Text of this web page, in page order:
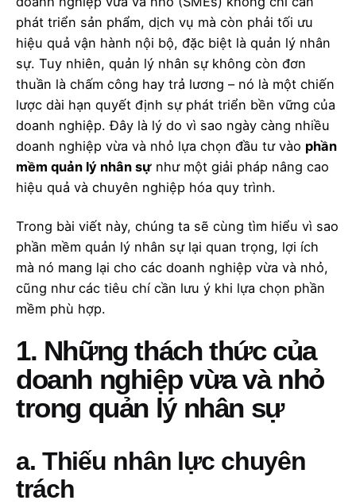
phát triển sản phẩm, dịch vụ mà còn phải tối ưu
hiệu quả vận hành nội bộ, đặc biệt là quản lý nhân
sự. Tuy nhiên, quản lý nhân sự không còn đơn
thuần là chấm công hay trả lương – nó là một chiến
lược dài hạn quyết định sự phát triển bền vững của
doanh nghiệp. Đây là lý do vì sao ngày càng nhiều
doanh nghiệp vừa và nhỏ lựa chọn đầu tư vào phần
mềm quản lý nhân sự như một giải pháp nâng cao
hiệu quả và chuyên nghiệp hóa quy trình.
Trong bài viết này, chúng ta sẽ cùng tìm hiểu vì sao
phần mềm quản lý nhân sự lại quan trọng, lợi ích
mà nó mang lại cho các doanh nghiệp vừa và nhỏ,
cũng như các tiêu chí cần lưu ý khi lựa chọn phần
mềm phù hợp.
1. Những thách thức của
doanh nghiệp vừa và nhỏ
trong quản lý nhân sự
a. Thiếu nhân lực chuyên
trách